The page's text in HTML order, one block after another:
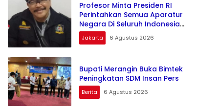
Profesor Minta Presiden RI
Perintahkan Semua Aparatur
Negara Di Seluruh Indonesia
Tertibkan bendera luntur kusam dan
Pasang Bendera Bercahaya
Jakarta 6 Agustus 2026
Bupati Merangin Buka Bimtek
Peningkatan SDM Insan Pers
Berita 6 Agustus 2026